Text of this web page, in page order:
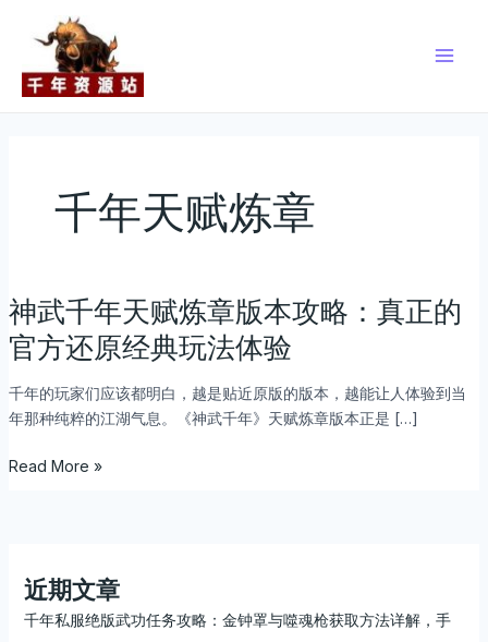
千年天赋炼章
神武千年天赋炼章版本攻略：真正的
官方还原经典玩法体验
千年的玩家们应该都明白，越是贴近原版的版本，越能让人体验到当
年那种纯粹的江湖气息。《神武千年》天赋炼章版本正是 […]
神
武
千
天
赋
略：
Read More »
近期文章
千年私服绝版武功任务攻略：金钟罩与噬魂枪获取方法详解，手